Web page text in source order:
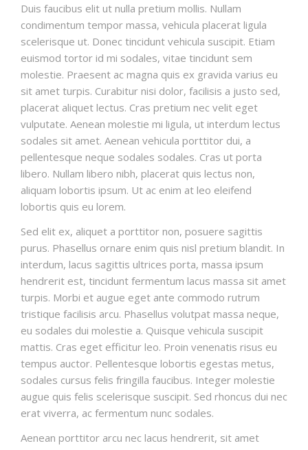
Duis faucibus elit ut nulla pretium mollis. Nullam
condimentum tempor massa, vehicula placerat ligula
scelerisque ut. Donec tincidunt vehicula suscipit. Etiam
euismod tortor id mi sodales, vitae tincidunt sem
molestie. Praesent ac magna quis ex gravida varius eu
sit amet turpis. Curabitur nisi dolor, facilisis a justo sed,
placerat aliquet lectus. Cras pretium nec velit eget
vulputate. Aenean molestie mi ligula, ut interdum lectus
sodales sit amet. Aenean vehicula porttitor dui, a
pellentesque neque sodales sodales. Cras ut porta
libero. Nullam libero nibh, placerat quis lectus non,
aliquam lobortis ipsum. Ut ac enim at leo eleifend
lobortis quis eu lorem.
Sed elit ex, aliquet a porttitor non, posuere sagittis
purus. Phasellus ornare enim quis nisl pretium blandit. In
interdum, lacus sagittis ultrices porta, massa ipsum
hendrerit est, tincidunt fermentum lacus massa sit amet
turpis. Morbi et augue eget ante commodo rutrum
tristique facilisis arcu. Phasellus volutpat massa neque,
eu sodales dui molestie a. Quisque vehicula suscipit
mattis. Cras eget efficitur leo. Proin venenatis risus eu
tempus auctor. Pellentesque lobortis egestas metus,
sodales cursus felis fringilla faucibus. Integer molestie
augue quis felis scelerisque suscipit. Sed rhoncus dui nec
erat viverra, ac fermentum nunc sodales.
Aenean porttitor arcu nec lacus hendrerit, sit amet